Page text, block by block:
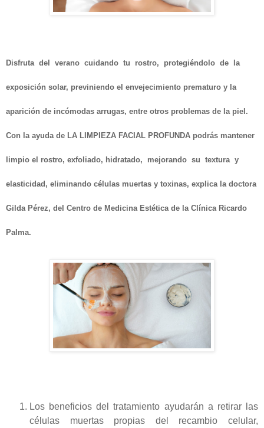
Disfruta del verano cuidando tu rostro, protegiéndolo de la
exposición solar, previniendo el envejecimiento prematuro y la
aparición de incómodas arrugas, entre otros problemas de la piel.
Con la ayuda de LA LIMPIEZA FACIAL PROFUNDA podrás mantener
limpio el rostro, exfoliado, hidratado, mejorando su textura y
elasticidad, eliminando células muertas y toxinas, explica la doctora
Gilda Pérez, del Centro de Medicina Estética de la Clínica Ricardo
Palma.
Los beneficios del tratamiento ayudarán a retirar las
células muertas propias del recambio celular,